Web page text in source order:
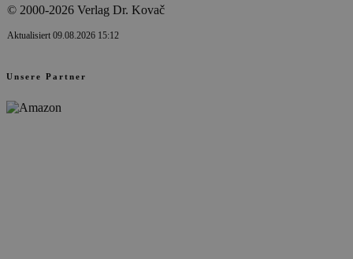
© 2000-2026 Verlag Dr. Kovač
Aktualisiert 09.08.2026 15:12
Unsere Partner